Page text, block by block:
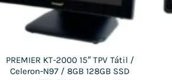
PREMIER KT-2000 15″ TPV Tátil /
Celeron-N97 / 8GB 128GB SSD